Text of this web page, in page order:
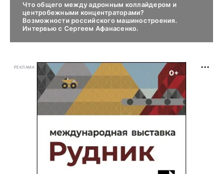
Что общего между адронным коллайдером и
центробежными концентраторами?
Возможности российского машиностроения.
Интервью с Сергеем Афанасенко.
РЕКЛАМА